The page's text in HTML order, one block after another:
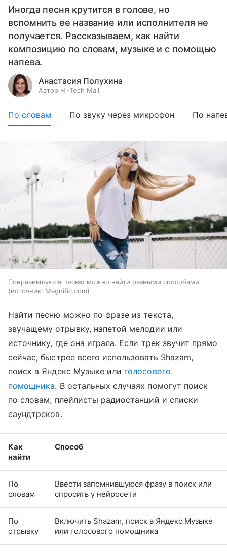
Иногда песня крутится в голове, но
вспомнить ее название или исполнителя не
получается. Рассказываем, как найти
композицию по словам, музыке и с помощью
напева.
Анастасия Полухина
Автор Hi-Tech Mail
По словам По звуку через микрофон По
Понравившуюся песню можно найти разными способами
источник: Magnific.com
Найти песню можно по фразе из текста,
звучащему отрывку, напетой мелодии или
источнику, где она играла. Если трек звучит прямо
сейчас, быстрее всего использовать Shazam,
поиск в Яндекс Музыке или голосового
помощника. В остальных случаях помогут поиск
по словам, плейлисты радиостанций и списки
саундтреков.
Как
найти
Способ
По
словам
Ввести запомнившуюся фразу в поиск или
спросить у нейросети
По
отрывку
Включить Shazam, поиск в Яндекс Музыке
или голосового помощника